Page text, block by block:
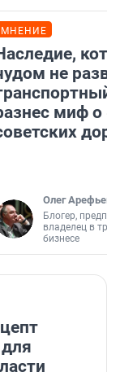
МНЕНИЕ
не
миф о
Олег Арефьев
Блогер,
владелец в
бизнесе